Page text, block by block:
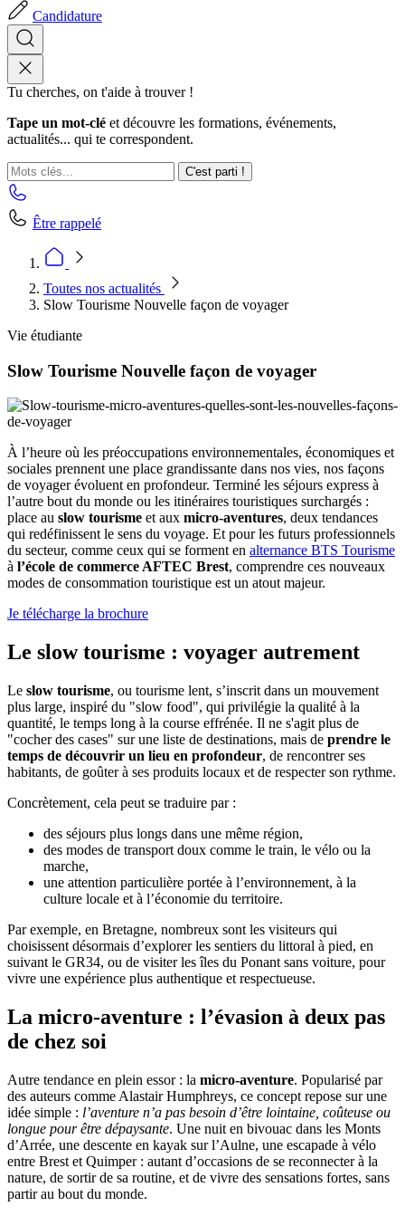
Candidature
Tu cherches, on t'aide à trouver !
Tape un mot-clé et découvre les formations, événements,
actualités... qui te correspondent.
C'est parti !
Être rappelé
Toutes nos actualités
Slow Tourisme Nouvelle façon de voyager
Vie étudiante
Slow Tourisme Nouvelle façon de voyager
À l’heure où les préoccupations environnementales, économiques et
sociales prennent une place grandissante dans nos vies, nos façons
de voyager évoluent en profondeur. Terminé les séjours express à
l’autre bout du monde ou les itinéraires touristiques surchargés :
place au slow tourisme et aux micro-aventures, deux tendances
qui redéfinissent le sens du voyage. Et pour les futurs professionnels
du secteur, comme ceux qui se forment en alternance BTS Tourisme
à l’école de commerce AFTEC Brest, comprendre ces nouveaux
modes de consommation touristique est un atout majeur.
Je télécharge la brochure
Le slow tourisme : voyager autrement
Le slow tourisme, ou tourisme lent, s’inscrit dans un mouvement
plus large, inspiré du "slow food", qui privilégie la qualité à la
quantité, le temps long à la course effrénée. Il ne s'agit plus de
"cocher des cases" sur une liste de destinations, mais de prendre le
temps de découvrir un lieu en profondeur, de rencontrer ses
habitants, de goûter à ses produits locaux et de respecter son rythme.
Concrètement, cela peut se traduire par :
des séjours plus longs dans une même région,
des modes de transport doux comme le train, le vélo ou la
marche,
une attention particulière portée à l’environnement, à la
culture locale et à l’économie du territoire.
Par exemple, en Bretagne, nombreux sont les visiteurs qui
choisissent désormais d’explorer les sentiers du littoral à pied, en
suivant le GR34, ou de visiter les îles du Ponant sans voiture, pour
vivre une expérience plus authentique et respectueuse.
La micro-aventure : l’évasion à deux pas
de chez soi
Autre tendance en plein essor : la micro-aventure. Popularisé par
des auteurs comme Alastair Humphreys, ce concept repose sur une
idée simple : l’aventure n’a pas besoin d’être lointaine, coûteuse ou
longue pour être dépaysante. Une nuit en bivouac dans les Monts
d’Arrée, une descente en kayak sur l’Aulne, une escapade à vélo
entre Brest et Quimper : autant d’occasions de se reconnecter à la
nature, de sortir de sa routine, et de vivre des sensations fortes, sans
partir au bout du monde.